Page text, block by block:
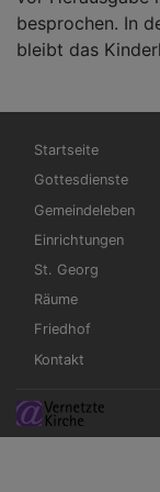
besprochen. In
bleibt das
Hauptnavigation
Startseite
Gottesdienste
Gemeindeleben
Einrichtungen
St. Georg
Räume
Friedhof
Kontakt